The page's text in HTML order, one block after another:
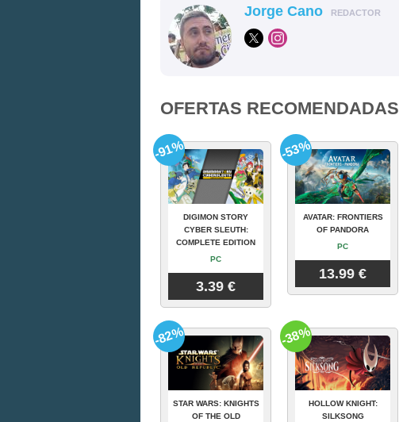
Jorge Cano REDACTOR
OFERTAS RECOMENDADAS
DIGIMON STORY
CYBER SLEUTH:
COMPLETE EDITION
PC
3.39 €
-91%
AVATAR: FRONTIERS
OF PANDORA
PC
13.99 €
-53%
STAR WARS: KNIGHTS
OF THE OLD
-82%
HOLLOW KNIGHT:
SILKSONG
-38%